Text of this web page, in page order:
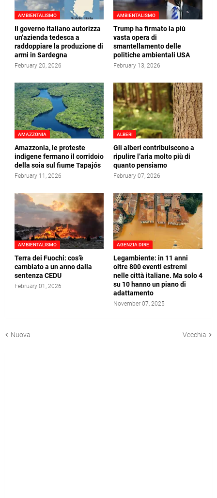
AMBIENTALISMO
Il governo italiano autorizza
un’azienda tedesca a
raddoppiare la produzione di
armi in Sardegna
February 20, 2026
AMBIENTALISMO
Trump ha firmato la più
vasta opera di
smantellamento delle
politiche ambientali USA
February 13, 2026
AMAZZONIA
Amazzonia, le proteste
indigene fermano il corridoio
della soia sul fiume Tapajós
February 11, 2026
ALBERI
Gli alberi contribuiscono a
ripulire l’aria molto più di
quanto pensiamo
February 07, 2026
AMBIENTALISMO
Terra dei Fuochi: cos’è
cambiato a un anno dalla
sentenza CEDU
February 01, 2026
AGENZIA DIRE
Legambiente: in 11 anni
oltre 800 eventi estremi
nelle città italiane. Ma solo 4
su 10 hanno un piano di
adattamento
November 07, 2025
Nuova Vecchia